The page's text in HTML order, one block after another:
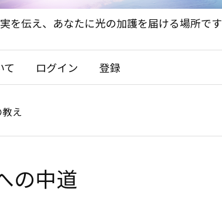
を伝え、あなたに光の加護を届ける場所です
て ログイン 登録
え
の中道